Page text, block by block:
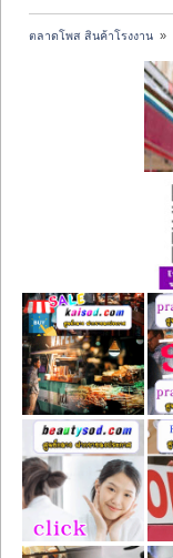
ตลาดโพส สินค้าโรงงาน »